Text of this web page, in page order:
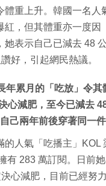
體重上升。韓國一名
紅，但其體重亦一度
她表示自己已減去 48
好，引起網民熱議。
年累月的「吃放」令其
心減肥，至今已減去
己兩年前後穿著同一
的人氣「吃播主」KOL
有 283 萬訂閱。日前
心減肥，目前已經努